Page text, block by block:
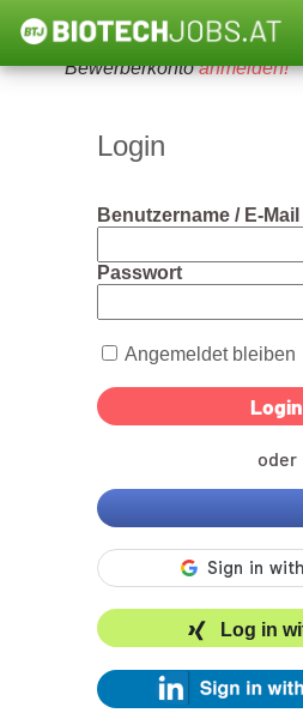
Um diese Funktion nutzen
Bewerberkontoanmelden!
Login
Benutzername / E-Mail
Passwort
Angemeldet bleiben
oder
Log in